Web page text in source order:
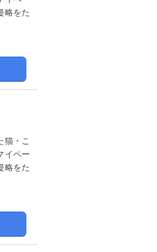
略をた
猫・こ
イペー
略をた